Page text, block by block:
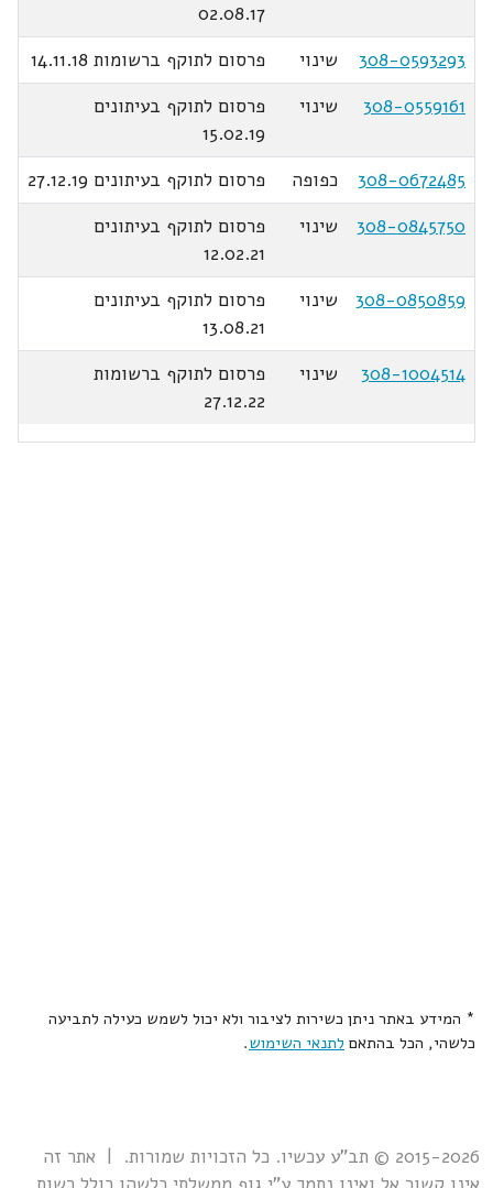
02.08.17
308-0593293
שינוי
פרסום לתוקף ברשומות 14.11.18
308-0559161
שינוי
פרסום לתוקף בעיתונים
15.02.19
308-0672485
כפופה
פרסום לתוקף בעיתונים 27.12.19
308-0845750
שינוי
פרסום לתוקף בעיתונים
12.02.21
308-0850859
שינוי
פרסום לתוקף בעיתונים
13.08.21
308-1004514
שינוי
פרסום לתוקף ברשומות
27.12.22
* המידע באתר ניתן כשירות לציבור ולא יכול לשמש כעילה לתביעה
כלשהי, הכל בהתאם לתנאי השימוש.
2015-2026 © תב"ע עכשיו. כל הזכויות שמורות. | אתר זה